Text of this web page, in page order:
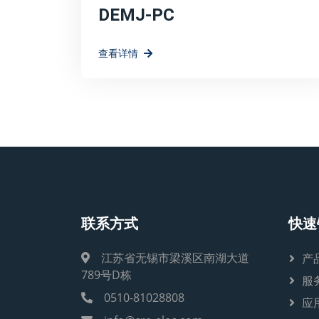
DEMJ-PC
查看详情
联系方式
江苏省无锡市梁溪区南湖大道
789号D栋
0510-81028808
快
产
服
应